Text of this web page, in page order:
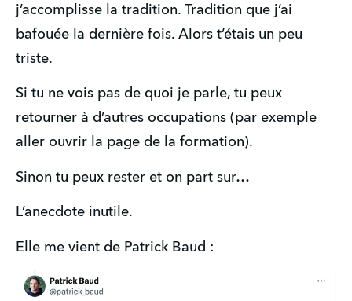
j’accomplisse la tradition. Tradition que j’ai
bafouée la dernière fois. Alors t’étais un peu
triste.
Si tu ne vois pas de quoi je parle, tu peux
retourner à d’autres occupations (par exemple
aller ouvrir la page de la formation).
Sinon tu peux rester et on part sur…
L’anecdote inutile.
Elle me vient de Patrick Baud :